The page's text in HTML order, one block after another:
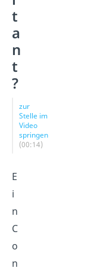
t
a
n
t
?
zur
Stelle im
Video
springen
(00:14)
E
i
n
C
o
n